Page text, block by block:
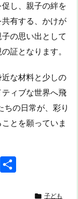
し、親子の絆を
有する、かけが
の思い出として
証となります。
な材料と少しの
ィブな世界へ飛
ちの日常が、彩り
とを願っていま
R
 子ども